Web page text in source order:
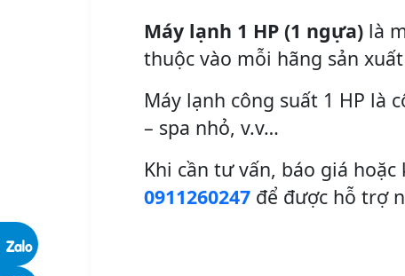
Máy lạnh 1 HP (1 ngựa) là
thuộc vào mỗi hãng sản
Máy lạnh công suất 1 HP là
– spa nhỏ, v.v…
Khi cần tư vấn, báo giá
0911260247 để được hỗ trợ